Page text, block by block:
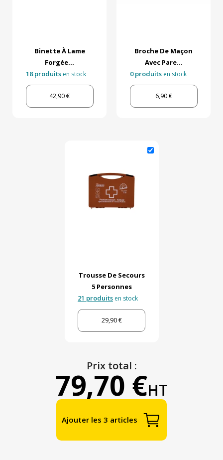
Binette À Lame
Forgée...
18 produitsen stock
42,90 €
Broche De Maçon
Avec Pare...
0 produitsen stock
6,90 €
Trousse De Secours
5 Personnes
21 produits en stock
29,90 €
Prix total :
79,70 €HT
Ajouter les 3 articles